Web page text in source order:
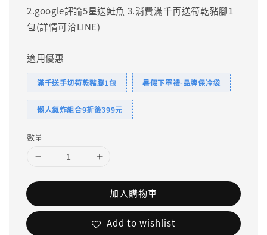
2.google評論5星送鮭魚 3.消費滿千再送筍乾豬腳1
包(詳情可洽LINE)
適用優惠
滿千送手切筍乾豬腳1包 暑假下單禮-品牌保冷袋
懶人氣炸組合9折後399元
數量
加入購物車
Add to wishlist